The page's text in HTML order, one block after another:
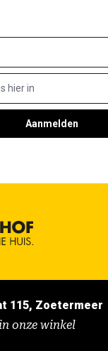
Aanmelden
115, Zoetermeer
onze winkel